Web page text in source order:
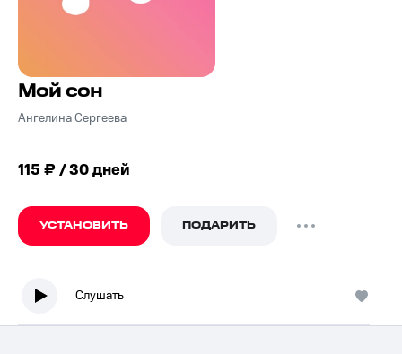
Мой сон
Ангелина Сергеева
115 ₽ / 30 дней
УСТАНОВИТЬ ПОДАРИТЬ
Слушать